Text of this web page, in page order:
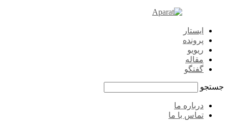
ایستار
پرونده
ریویو
مقاله
گفتگو
جستجو
درباره ما
تماس با ما